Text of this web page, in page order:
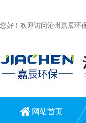
您好！欢迎访问沧州嘉辰环
网站首页